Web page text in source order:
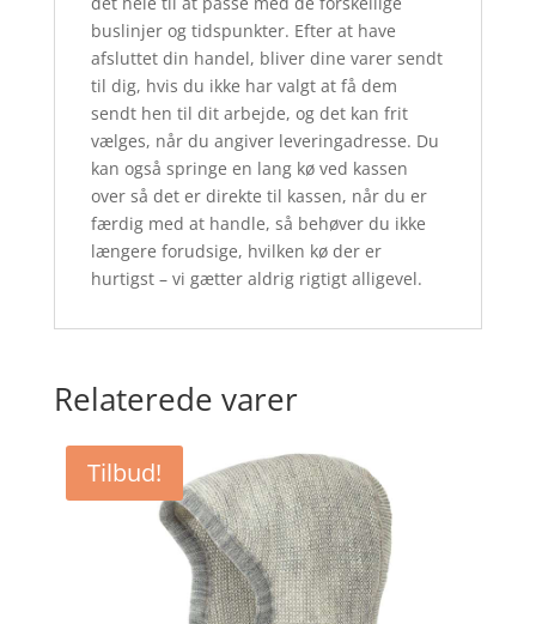
buslinjer og tidspunkter. Efter at have
afsluttet din handel, bliver dine varer sendt
til dig, hvis du ikke har valgt at få dem
sendt hen til dit arbejde, og det kan frit
vælges, når du angiver leveringadresse. Du
kan også springe en lang kø ved kassen
over så det er direkte til kassen, når du er
færdig med at handle, så behøver du ikke
længere forudsige, hvilken kø der er
hurtigst – vi gætter aldrig rigtigt alligevel.
Relaterede varer
Tilbud!